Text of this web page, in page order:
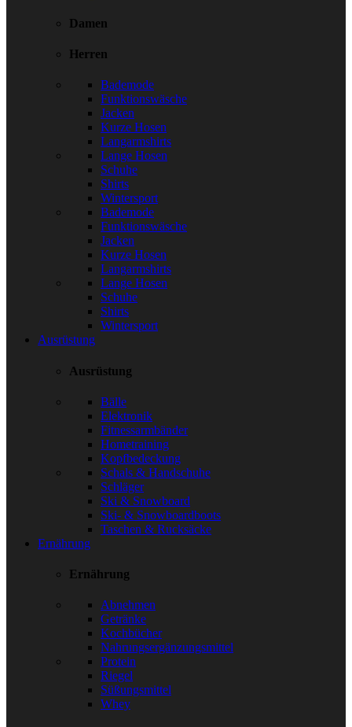
Damen
Herren
Bademode
Funktionswäsche
Jacken
Kurze Hosen
Langarmshirts
Lange Hosen
Schuhe
Shirts
Wintersport
Bademode
Funktionswäsche
Jacken
Kurze Hosen
Langarmshirts
Lange Hosen
Schuhe
Shirts
Wintersport
Ausrüstung
Ausrüstung
Bälle
Elektronik
Fitnessarmbänder
Hometraining
Kopfbedeckung
Schals & Handschuhe
Schläger
Ski & Snowboard
Ski- & Snowboardboots
Taschen & Rucksäcke
Ernährung
Ernährung
Abnehmen
Getränke
Kochbücher
Nahrungsergänzungsmittel
Protein
Riegel
Süßungsmittel
Whey